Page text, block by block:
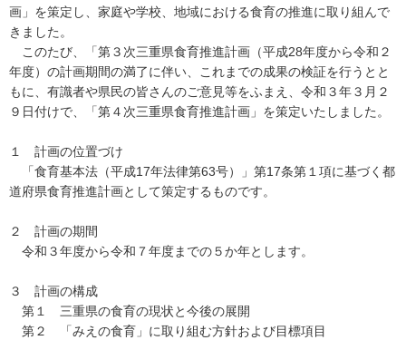
画」を策定し、家庭や学校、地域における食育の推進に取り組んで
きました。
このたび、「第３次三重県食育推進計画（平成28年度から令和２
年度）の計画期間の満了に伴い、これまでの成果の検証を行うとと
もに、有識者や県民の皆さんのご意見等をふまえ、令和３年３月２
９日付けで、「第４次三重県食育推進計画」を策定いたしました。
１ 計画の位置づけ
「食育基本法（平成17年法律第63号）」第17条第１項に基づく都
道府県食育推進計画として策定するものです。
２ 計画の期間
令和３年度から令和７年度までの５か年とします。
３ 計画の構成
第１ 三重県の食育の現状と今後の展開
第２ 「みえの食育」に取り組む方針および目標項目